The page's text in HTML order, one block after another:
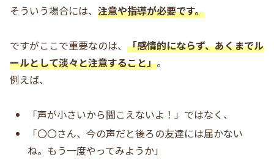
そういう場合には、 注意や指導が必要です。
ですがここで重要なのは、 「感情的にならず、あくまでル
ールとして淡々と注意すること」。
例えば、
「声が小さいから聞こえないよ！」ではなく、
「〇〇さん、今の声だと後ろの友達には届かない
ね。もう一度やってみようか」